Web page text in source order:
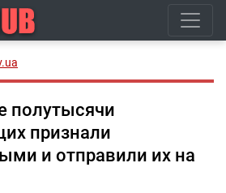
полутысячи
признали
и отправили их на